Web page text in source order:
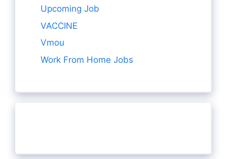
Upcoming Job
VACCINE
Vmou
Work From Home Jobs